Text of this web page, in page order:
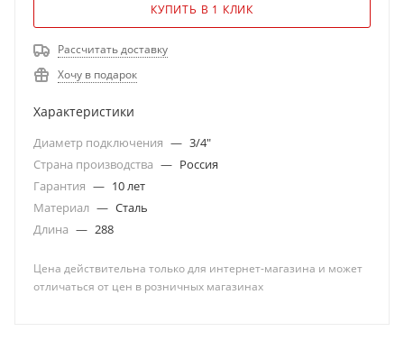
КУПИТЬ В 1 КЛИК
Рассчитать доставку
Хочу в подарок
Характеристики
Диаметр подключения — 3/4"
Страна производства — Россия
Гарантия — 10 лет
Материал — Сталь
Длина — 288
Цена действительна только для интернет-магазина и может
отличаться от цен в розничных магазинах